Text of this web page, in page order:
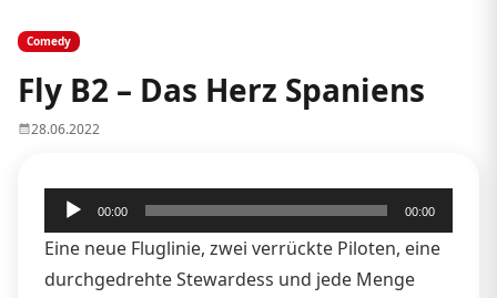
Comedy
Fly B2 – Das Herz Spaniens
28.06.2022
Audio-
Player
00:00 00:00
Eine neue Fluglinie, zwei verrückte Piloten, eine
durchgedrehte Stewardess und jede Menge